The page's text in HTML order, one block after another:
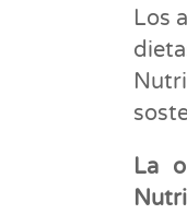
Los
La